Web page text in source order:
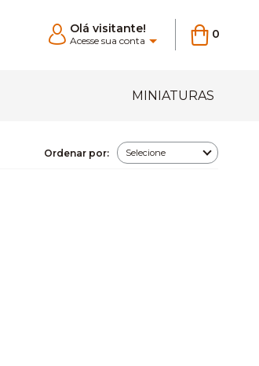
Olá visitante!
Acesse sua conta 0
MINIATURAS
Ordenar por: